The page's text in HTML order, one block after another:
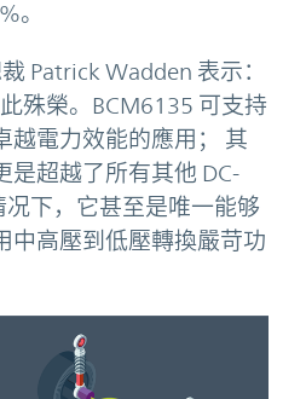
。
Patrick Wadden 表示：
殊榮。BCM6135 可支持
越電力效能的應用； 其
是超越了所有其他 DC-
况下，它甚至是唯一能够
中高壓到低壓轉換嚴苛功